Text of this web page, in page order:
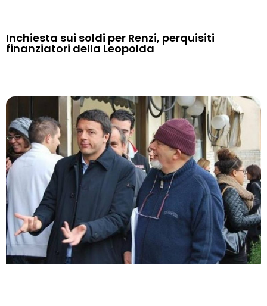
Inchiesta sui soldi per Renzi, perquisiti
finanziatori della Leopolda